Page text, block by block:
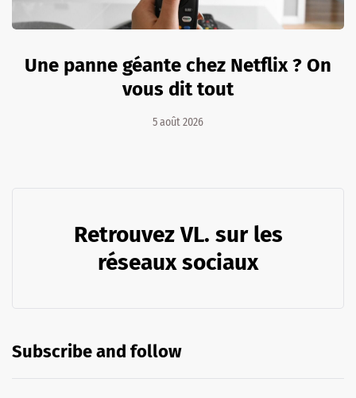
Une panne géante chez Netflix ? On
vous dit tout
5 août 2026
Retrouvez VL. sur les
réseaux sociaux
Subscribe and follow